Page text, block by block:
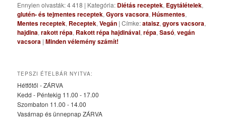
Ennyien olvasták: 4 418 | Kategória: Diétás receptek, Egytálételek,
glutén- és tejmentes receptek,Gyors vacsora,Húsmentes,
Mentes receptek, Receptek,Vegán |Címke:ataisz,gyors vacsora,
hajdina,rakott répa, Rakott répa hajdinával,répa,Sasó,vegán
vacsora |Minden vélemény számít!
TEPSZI ÉTELBÁR NYITVA:
Hétfőtől - ZÁRVA
Kedd - Péntekig 11.00 - 17.00
Szombaton 11.00 - 14.00
Vasárnap és ünnepnap ZÁRVA